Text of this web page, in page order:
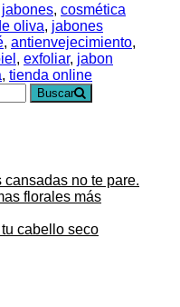
, cosmética
oliva, jabones
, antienvejecimiento,
, exfoliar, jabon
, tienda online
Buscar
no te pare.
florales más
cabello seco